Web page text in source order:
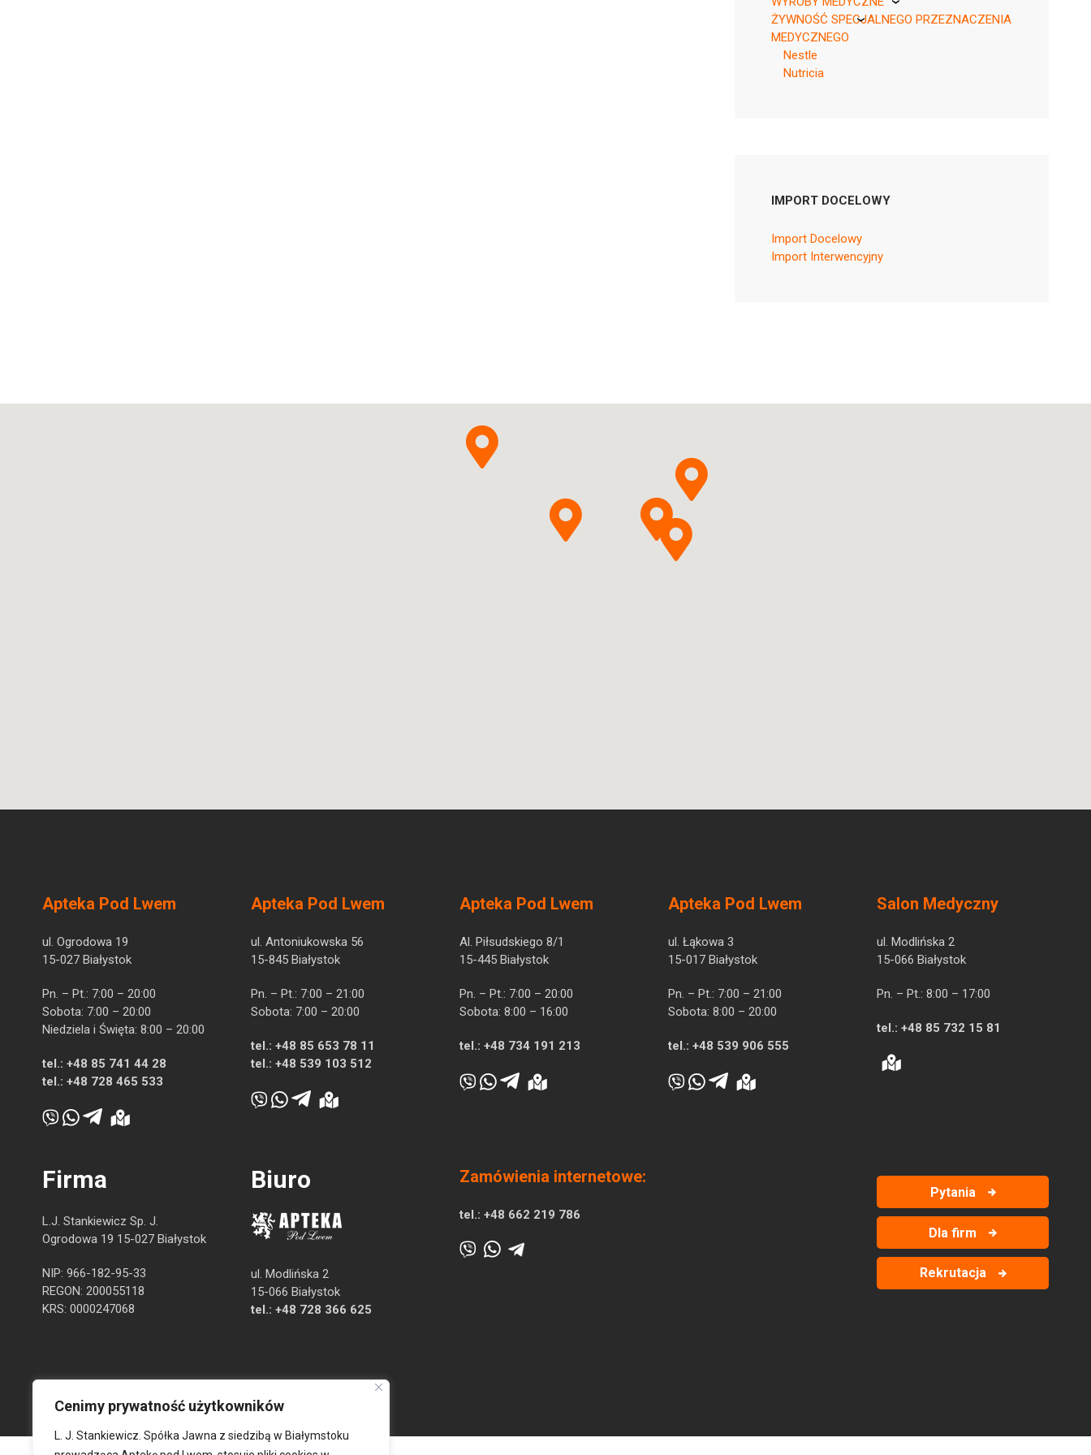
Cenimy prywatność użytkowników
L. J. Stankiewicz. Spółka Jawna z siedzibą w Białymstoku
KikGel
ŻYWNOŚĆ SPECJALNEGO PRZEZNACZENIA
MEDYCZNEGO
Nestle
Nutricia
IMPORT DOCELOWY
Import Docelowy
Import Interwencyjny
Apteka Pod Lwem
ul. Ogrodowa 19
15-027 Białystok
Pn. – Pt.: 7:00 – 20:00
Sobota: 7:00 – 20:00
Niedziela i Święta: 8:00 – 20:00
tel.: +48 85 741 44 28
tel.: +48 728 465 533
Apteka Pod Lwem
ul. Antoniukowska 56
15-845 Białystok
Pn. – Pt.: 7:00 – 21:00
Sobota: 7:00 – 20:00
tel.: +48 85 653 78 11
tel.: +48 539 103 512
Apteka Pod Lwem
Al. Piłsudskiego 8/1
15-445 Białystok
Pn. – Pt.: 7:00 – 20:00
Sobota: 8:00 – 16:00
tel.: +48 734 191 213
Apteka Pod Lwem
ul. Łąkowa 3
15-017 Białystok
Pn. – Pt.: 7:00 – 21:00
Sobota: 8:00 – 20:00
tel.: +48 539 906 555
Salon Medyczny
ul. Modlińska 2
15-066 Białystok
Pn. – Pt.: 8:00 – 17:00
tel.: +48 85 732 15 81
Firma
L.J. Stankiewicz Sp. J.
Ogrodowa 19 15-027 Białystok
NIP: 966-182-95-33
REGON: 200055118
KRS: 0000247068
Biuro
ul. Modlińska 2
15-066 Białystok
tel.: +48 728 366 625
Zamówienia internetowe:
tel.: +48 662 219 786
Pytania
Dla firm
Rekrutacja